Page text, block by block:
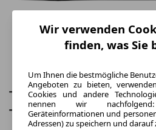
Toyota Yaris Cross
Teamplayer 5 Türen
Wir verwenden
finden, was Sie
Um Ihnen die bestmögliche
Angeboten zu bieten,
Cookies und andere
nennen wir
Geräteinformationen und
Adressen) zu speichern und darauf